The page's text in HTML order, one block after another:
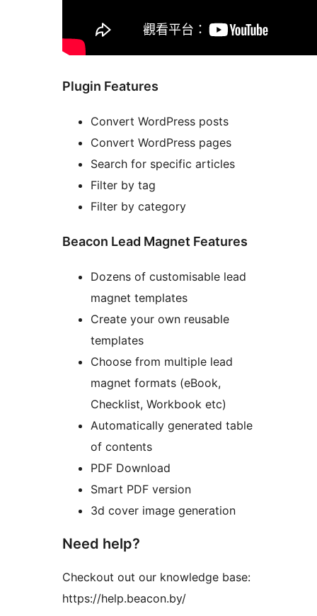
Plugin Features
Convert WordPress posts
Convert WordPress pages
Search for specific articles
Filter by tag
Filter by category
Beacon Lead Magnet Features
Dozens of customisable lead
magnet templates
Create your own reusable
templates
Choose from multiple lead
magnet formats (eBook,
Checklist, Workbook etc)
Automatically generated table
of contents
PDF Download
Smart PDF version
3d cover image generation
Need help?
Checkout out our knowledge base:
https://help.beacon.by/